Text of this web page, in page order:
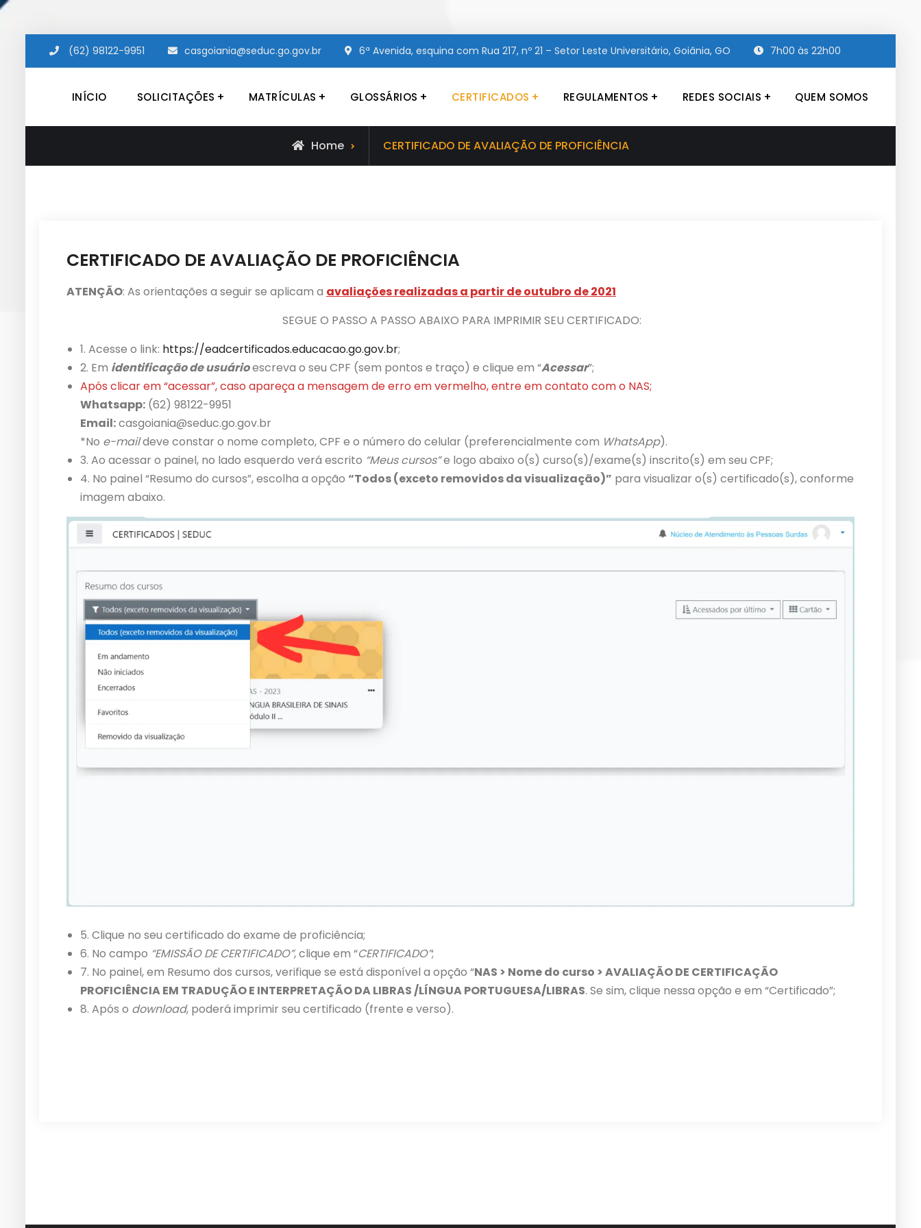
(62) 98122-9951 casgoiania@seduc.go.gov.br 6ª Avenida, esquina com Rua 217, nº 21 – Setor Leste Universitário, Goiânia, GO 7h00 às 22h00
NAS
Núcleo de Capacitação de Profissionais da Educação e de Atendimento às Pessoas com Surdez
INÍCIO SOLICITAÇÕES MATRÍCULAS GLOSSÁRIOS CERTIFICADOS REGULAMENTOS REDES SOCIAIS QUEM SOMOS
Home CERTIFICADO DE AVALIAÇÃO DE PROFICIÊNCIA
CERTIFICADO DE AVALIAÇÃO DE PROFICIÊNCIA
ATENÇÃO: As orientações a seguir se aplicam a avaliações realizadas a partir de outubro de 2021
SEGUE O PASSO A PASSO ABAIXO PARA IMPRIMIR SEU CERTIFICADO:
1. Acesse o link: https://eadcertificados.educacao.go.gov.br;
2. Em identificação de usuárioescreva o seu CPF (sem pontos e traço) e clique em “Acessar”;
Após clicar em “acessar”, caso apareça a mensagem de erro em vermelho, entre em contato com o NAS;
Whatsapp: (62) 98122-9951
Email:casgoiania@seduc.go.gov.br
*No e-maildeve constar o nome completo, CPF e o número do celular (preferencialmente com WhatsApp).
3. Ao acessar o painel, no lado esquerdo verá escrito “Meus cursos”e logo abaixo o(s) curso(s)/exame(s) inscrito(s) em seu CPF;
4. No painel “Resumo do cursos”, escolha a opção “Todos (exceto removidos da visualização)” para visualizar o(s) certificado(s), conforme
imagem abaixo.
5. Clique no seu certificado do exame de proficiência;
6. No campo “EMISSÃO DE CERTIFICADO”, clique em “CERTIFICADO”;
7. No painel, em Resumo dos cursos, verifique se está disponível a opção “NAS > Nome do curso > AVALIAÇÃO DE CERTIFICAÇÃO
PROFICIÊNCIA EM TRADUÇÃO E INTERPRETAÇÃO DA LIBRAS /LÍNGUA PORTUGUESA/LIBRAS. Se sim, clique nessa opção e em “Certificado”;
8. Após o download, poderá imprimir seu certificado (frente e verso).